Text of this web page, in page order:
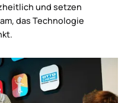
und setzen
das Technologie